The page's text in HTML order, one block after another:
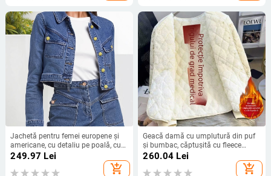
Jachetă pentru femei europene și
americane, cu detaliu pe poală, cu
mai mulți nasturi, din denim, scurtă,
249.97 Lei
add_shopping_cart
Geacă damă cu umplutură din puf
și bumbac, căptușită cu fleece
pentru iarnă, croială Slim, fără guler,
260.04 Lei
add_shopping_cart